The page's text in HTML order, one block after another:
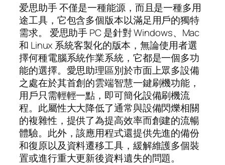
爱思助手 不僅是一種能源，而且是一種多用
途工具，它包含多個版本以滿足用戶的獨特
需求。 爱思助手 PC 是針對 Windows、Mac
和 Linux 系統客製化的版本，無論使用者選
擇何種電腦系統作業系統，它都是一個多功
能的選擇。愛思助理區別於市面上眾多設備
之處在於其首創的雲端智慧一鍵刷機功能，
用戶只需輕輕一點，即可簡化設備刷機流
程。此屬性大大降低了通常與設備閃爍相關
的複雜性，提供了為提高效率而創建的流暢
體驗。此外，該應用程式還提供先進的備份
和復原以及資料遷移工具，緩解維護多個裝
置或進行重大更新後資料遺失的問題。